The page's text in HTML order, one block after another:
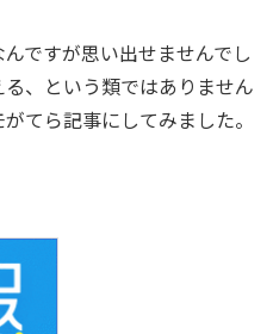
ですが思い出せませんでし
、という類ではありません
てら記事にしてみました。